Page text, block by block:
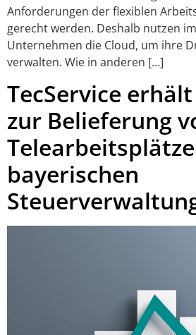
Anforderungen der flexiblen
gerecht werden. Deshalb nutzen
Unternehmen die Cloud, um ihre
verwalten. Wie in anderen […]
TecService
zur Belieferung
bayerischen